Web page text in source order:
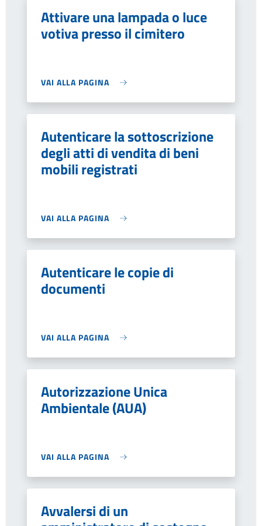
Attivare una lampada o luce
votiva presso il cimitero
VAI ALLA PAGINA
Autenticare la sottoscrizione
degli atti di vendita di beni
mobili registrati
VAI ALLA PAGINA
Autenticare le copie di
documenti
VAI ALLA PAGINA
Autorizzazione Unica
Ambientale (AUA)
VAI ALLA PAGINA
Avvalersi di un